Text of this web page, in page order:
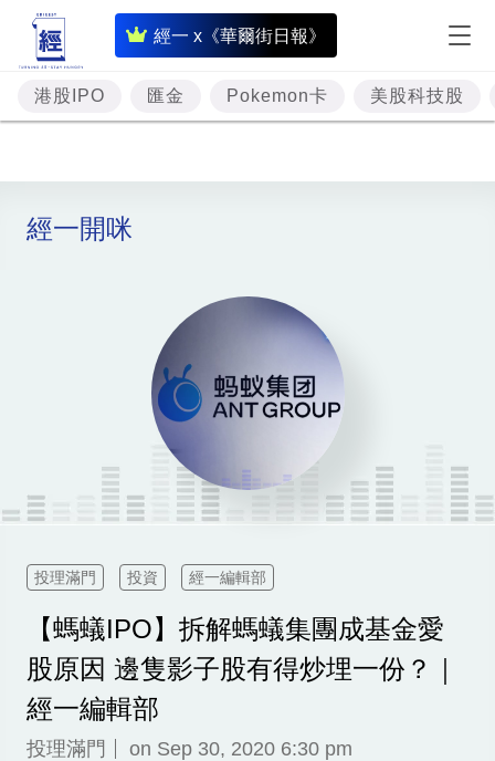
經一 x《華爾街日報》
即
時
財
經
理
財
科
場
生
活
時
港股IPO 匯金 Pokemon卡 美股科技股
經一開咪
投理滿門 投資 經一編輯部
【螞蟻IPO】拆解螞蟻集團成基金愛
股原因 邊隻影子股有得炒埋一份？｜
經一編輯部
投理滿門 on Sep 30, 2020 6:30 pm